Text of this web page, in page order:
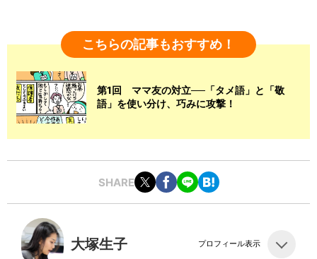
こちらの記事もおすすめ！
第1回 ママ友の対立──「タメ語」と「敬
語」を使い分け、巧みに攻撃！
SHARE
大塚生子 プロフィール表示